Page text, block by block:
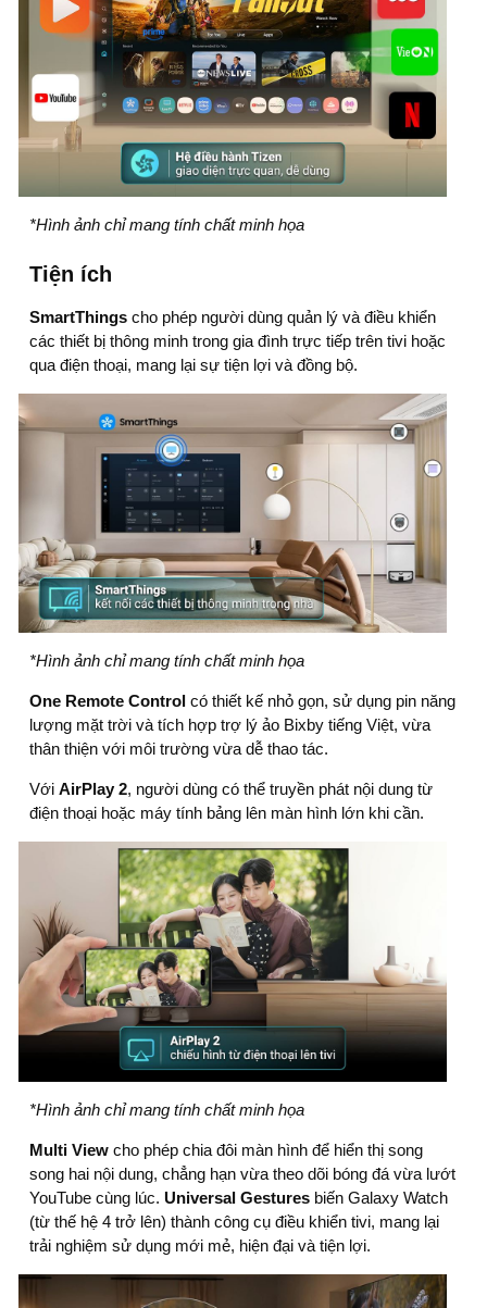
*Hình ảnh chỉ mang tính chất minh họa
Tiện ích
SmartThings cho phép người dùng quản lý và điều khiển
các thiết bị thông minh trong gia đình trực tiếp trên tivi hoặc
qua điện thoại, mang lại sự tiện lợi và đồng bộ.
*Hình ảnh chỉ mang tính chất minh họa
One Remote Control có thiết kế nhỏ gọn, sử dụng pin năng
lượng mặt trời và tích hợp trợ lý ảo Bixby tiếng Việt, vừa
thân thiện với môi trường vừa dễ thao tác.
Với AirPlay 2, người dùng có thể truyền phát nội dung từ
điện thoại hoặc máy tính bảng lên màn hình lớn khi cần.
*Hình ảnh chỉ mang tính chất minh họa
Multi View cho phép chia đôi màn hình để hiển thị song
song hai nội dung, chẳng hạn vừa theo dõi bóng đá vừa lướt
YouTube cùng lúc. Universal Gestures biến Galaxy Watch
(từ thế hệ 4 trở lên) thành công cụ điều khiển tivi, mang lại
trải nghiệm sử dụng mới mẻ, hiện đại và tiện lợi.